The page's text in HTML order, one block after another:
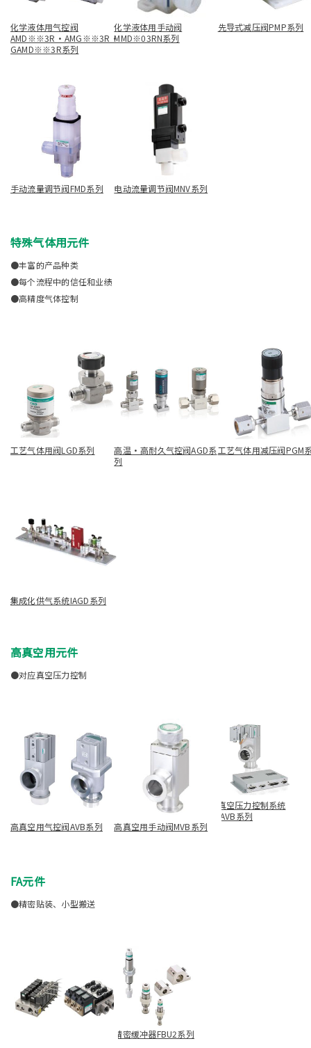
化学液体用气控阀
AMD※※3R・AMG※※3R・
GAMD※※3R系列
化学液体用手动阀
MMD※03RN系列
先导式减压阀PMP系列
手动流量调节阀FMD系列 电动流量调节阀MNV系列
特殊气体用元件
●丰富的产品种类
●每个流程中的信任和业绩
●高精度气体控制
工艺气体用阀LGD系列
高温・高耐久气控阀AGD系
列
工艺气体用减压阀PGM
集成化供气系统IAGD系列
高真空用元件
●对应真空压力控制
高真空用气控阀AVB系列 高真空用手动阀MVB系列
真空压力控制系统
IAVB系列
FA元件
●精密贴装、小型搬送
精密缓冲器FBU2系列